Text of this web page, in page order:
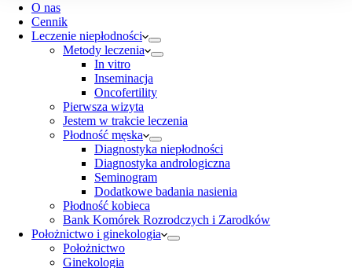
O nas
Cennik
Leczenie niepłodności
Metody leczenia
In vitro
Inseminacja
Oncofertility
Pierwsza wizyta
Jestem w trakcie leczenia
Płodność męska
Diagnostyka niepłodności
Diagnostyka andrologiczna
Seminogram
Dodatkowe badania nasienia
Płodność kobieca
Bank Komórek Rozrodczych i Zarodków
Położnictwo i ginekologia
Położnictwo
Ginekologia